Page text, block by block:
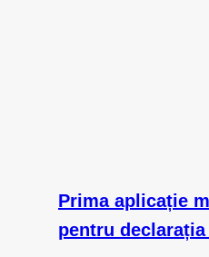
Prima aplicație
pentru